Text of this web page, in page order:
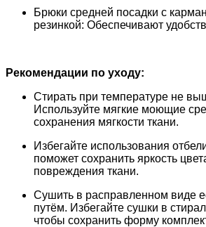
Брюки средней посадки с
резинкой: Обеспечивают
Рекомендации по уходу:
Стирать при температуре не
Используйте мягкие моющие
сохранения мягкости ткани.
Избегайте использования
поможет сохранить яркость
повреждения ткани.
Сушить в расправленном виде
путём. Избегайте сушки в
чтобы сохранить форму